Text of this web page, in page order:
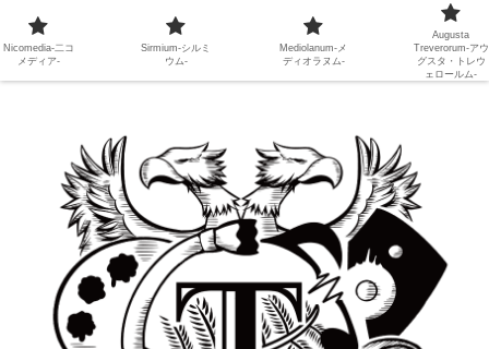
Nicomedia-二コ
メディア-
Sirmium-シルミ
ウム-
Mediolanum-メ
ディオラヌム-
Augusta
Treverorum-アウ
グスタ・トレウ
ェロールム-